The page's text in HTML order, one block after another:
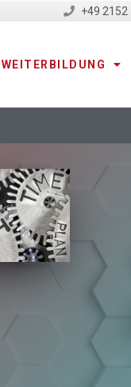
+49 2152
WEITERBILDUNG